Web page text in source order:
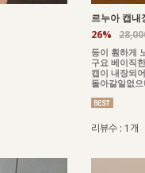
르누아 캡내
26%
등이 훤하게
구요 베이직
캡이 내장되
돌아갈일없
리뷰수 : 1개